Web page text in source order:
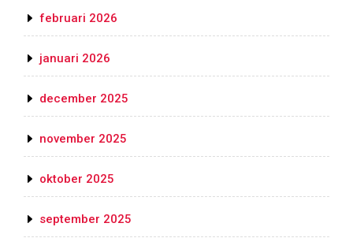
februari 2026
januari 2026
december 2025
november 2025
oktober 2025
september 2025